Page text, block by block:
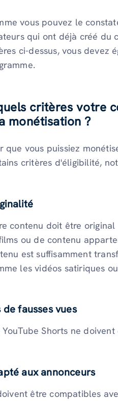
vous pouvez le
qui ont déjà créé du
ci-dessus, vous devez
critères votre
monétisation ?
que vous puissiez
critères d'éligibilité,
contenu doit être
ou de contenu
est suffisamment
les vidéos satiriques
de fausses vues
YouTube Shorts ne
aux annonceurs
être compatibles